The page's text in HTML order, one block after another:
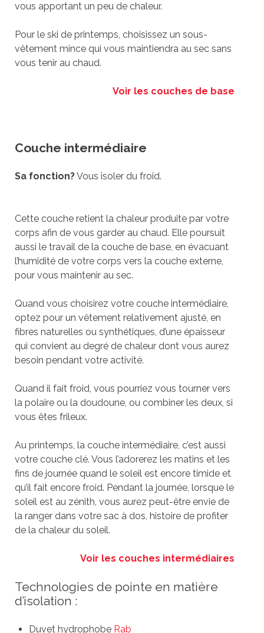
vous apportant un peu de chaleur.
Pour le ski de printemps, choisissez un sous-
vêtement mince qui vous maintiendra au sec sans
vous tenir au chaud.
Voir les couches de base
Couche intermédiaire
Sa fonction?Vous isoler du froid.
Cette couche retient la chaleur produite par votre
corps afin de vous garder au chaud. Elle poursuit
aussi le travail de la couche de base, en évacuant
l’humidité de votre corps vers la couche externe,
pour vous maintenir au sec.
Quand vous choisirez votre couche intermédiaire,
optez pour un vêtement relativement ajusté, en
fibres naturelles ou synthétiques, d’une épaisseur
qui convient au degré de chaleur dont vous aurez
besoin pendant votre activité.
Quand il fait froid, vous pourriez vous tourner vers
la polaire ou la doudoune, ou combiner les deux, si
vous êtes frileux.
Au printemps, la couche intermédiaire, c’est aussi
votre couche clé. Vous l’adorerez les matins et les
fins de journée quand le soleil est encore timide et
qu’il fait encore froid. Pendant la journée, lorsque le
soleil est au zénith, vous aurez peut-être envie de
la ranger dans votre sac à dos, histoire de profiter
de la chaleur du soleil.
Voir les couches intermédiaires
Technologies de pointe en matière
d’isolation :
Duvet hydrophobe Rab